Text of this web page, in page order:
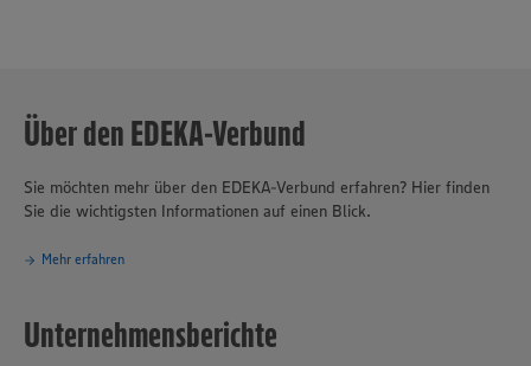
Deutschland.
Über den EDEKA-Verbund
Sie möchten mehr über den EDEKA-Verbund erfahren? Hier finden
Sie die wichtigsten Informationen auf einen Blick.
Mehr erfahren
Unternehmensberichte